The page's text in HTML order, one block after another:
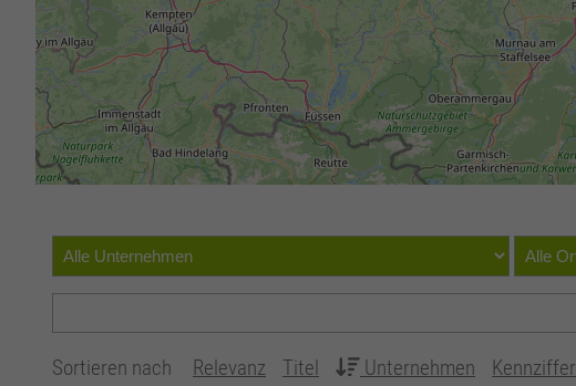
Sortieren nach Relevanz Titel Unternehmen Kennziffer